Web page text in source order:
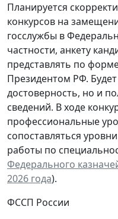
Планируется
конкурсов на
госслужбы в
частности, анкету
представлять по
Президентом РФ.
достоверность, но и
сведений. В ходе
профессиональные
сопоставляться
работы по
Федерального
2026 года).
ФССП России